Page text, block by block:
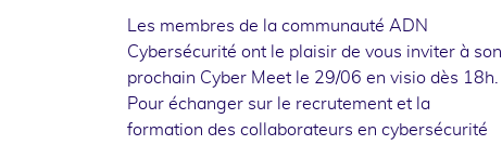
Les membres de la communauté ADN
Cybersécurité ont le plaisir de vous inviter à son
prochain Cyber Meet le 29/06 en visio dès 18h.
Pour échanger sur le recrutement et la
formation des collaborateurs en cybersécurité